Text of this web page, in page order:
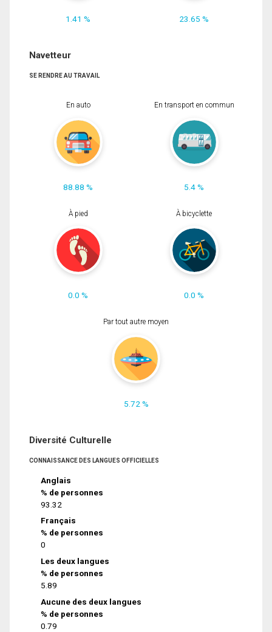
1.41 % 23.65 %
Navetteur
SE RENDRE AU TRAVAIL
En auto
88.88 %
En transport en commun
5.4 %
À pied
0.0 %
À bicyclette
0.0 %
Par tout autre moyen
5.72 %
Diversité Culturelle
CONNAISSANCE DES LANGUES OFFICIELLES
Anglais
% de personnes
93.32
Français
% de personnes
0
Les deux langues
% de personnes
5.89
Aucune des deux langues
% de personnes
0.79